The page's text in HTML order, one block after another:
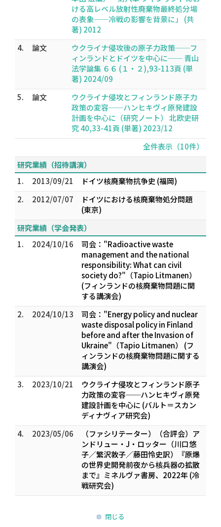
ける高レベル放射性廃棄物最終処分場
の表象──冷戦の影響を背景に」 (共
著) 2012
4.
論文
ウクライナ侵攻後の原子力政策──フ
ィンランドとドイツを中心に── 青山
法学論集 ６６ (１・２),93-113頁 (単
著) 2024/09
5.
論文
ウクライナ侵攻とフィンランド原子力
政策の変容──ハンヒキヴィ原発建設
計画を中心に（研究ノート） 北欧史研
究 40,33-41頁 (単著) 2023/12
全件表示（10件）
研究業績（招待講演）
1.
2013/09/21
ドイツ核廃棄物抗争史 (福岡)
2.
2012/07/07
ドイツにおける核廃棄物処分問題
(東京)
研究業績（学会発表）
1.
2024/10/16
司会："Radioactive waste
management and the national
responsibility: What can civil
society do?"（Tapio Litmanen）
(フィンランドの核廃棄物問題に関
する講演会)
2.
2024/10/13
司会："Energy policy and nuclear
waste disposal policy in Finland
before and after the Invasion of
Ukraine"（Tapio Litmanen） (フ
ィンランドの核廃棄物問題に関する
講演会)
3.
2023/10/21
ウクライナ侵攻とフィンランド原子
力政策の変容──ハンヒキヴィ原発
建設計画を中心に (バルト＝スカン
ディナヴィア研究会)
4.
2023/05/06
（ファシリテーター）（合評会）ア
ンドリュー・J・ロッター（川口悠
子／繁沢敦子／藤田怜史訳）『原爆
の世界史――開発前夜から核兵器の拡散
まで』ミネルヴァ書房、2022年 (冷
戦研究会)
閉じる